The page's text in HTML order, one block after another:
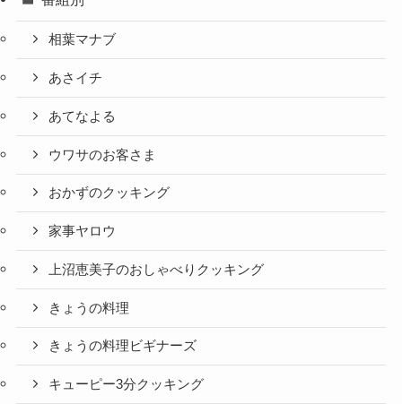
相葉マナブ
あさイチ
あてなよる
ウワサのお客さま
おかずのクッキング
家事ヤロウ
上沼恵美子のおしゃべりクッキング
きょうの料理
きょうの料理ビギナーズ
キューピー3分クッキング